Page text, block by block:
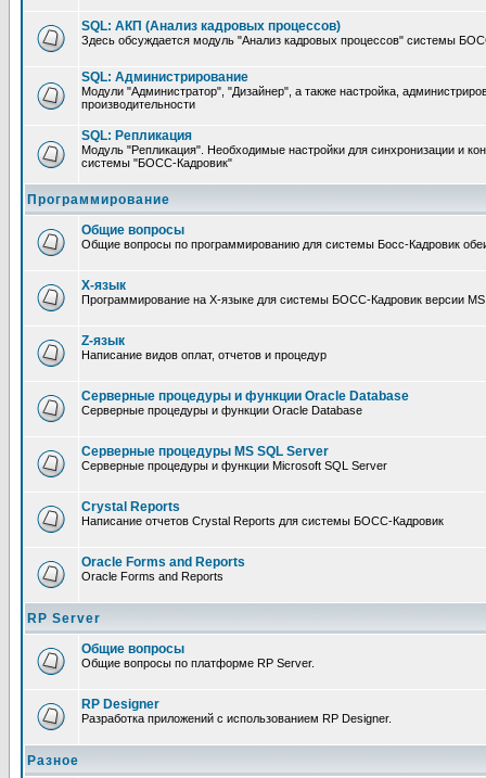
SQL: АКП (Анализ кадровых процессов)
Здесь обсуждается модуль "Анализ кадровых процессов" системы
SQL: Администрирование
Модули "Администратор", "Дизайнер", а также настройка,
производительности
SQL: Репликация
Модуль "Репликация". Необходимые настройки для синхронизации и
системы "БОСС-Кадровик"
Программирование
Общие вопросы
Общие вопросы по программированию для системы Босс-Кадровик
X-язык
Программирование на X-языке для системы БОСС-Кадровик версии
Z-язык
Написание видов оплат, отчетов и процедур
Серверные процедуры и функции Oracle Database
Серверные процедуры и функции Oracle Database
Серверные процедуры MS SQL Server
Серверные процедуры и функции Microsoft SQL Server
Crystal Reports
Написание отчетов Crystal Reports для системы БОСС-Кадровик
Oracle Forms and Reports
Oracle Forms and Reports
RP Server
Общие вопросы
Общие вопросы по платформе RP Server.
RP Designer
Разработка приложений с использованием RP Designer.
Разное